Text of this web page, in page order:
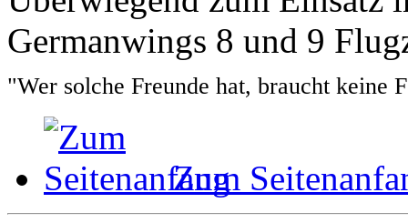
Germanwings 8 und 9
"Wer solche Freunde hat, braucht keine
Zum